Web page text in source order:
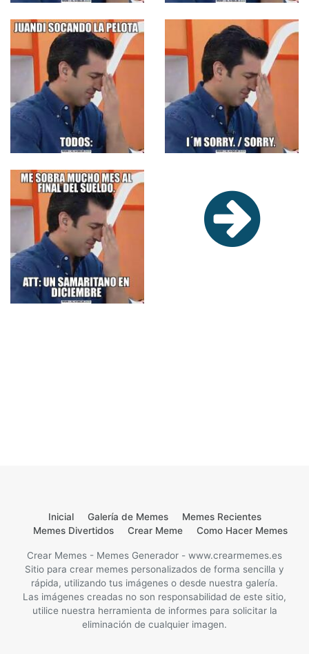
Inicial Galería de Memes
Memes Recientes
Memes Divertidos
Crear Meme Como Hacer Memes
Crear Memes - Memes Generador - www.crearmemes.es
Sitio para crear memes personalizados de forma sencilla y
rápida, utilizando tus imágenes o desde nuestra galería.
Las imágenes creadas no son responsabilidad de este sitio,
utilice nuestra herramienta de informes para solicitar la
eliminación de cualquier imagen.